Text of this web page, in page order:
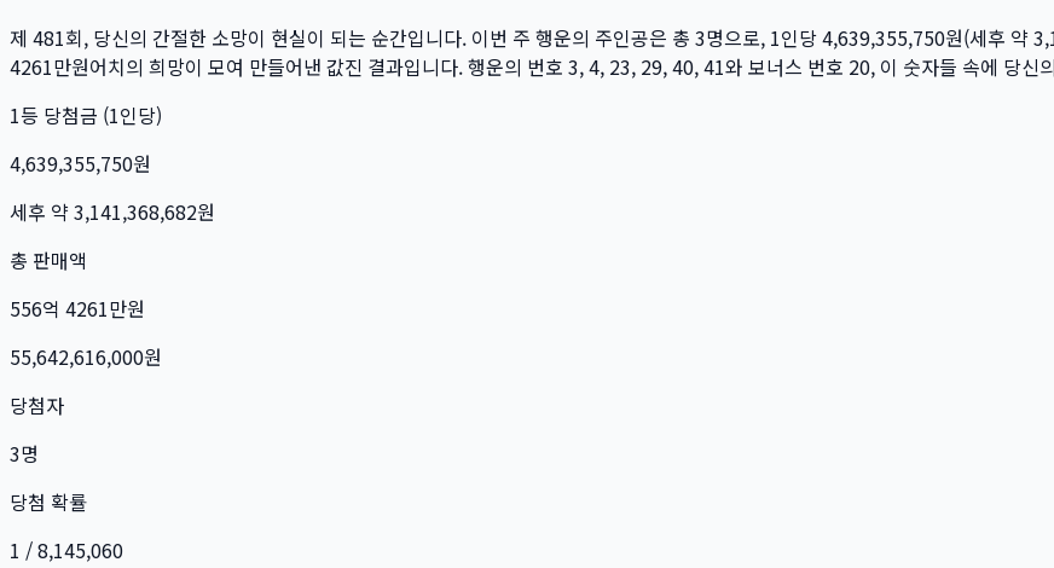
제 481회, 당신의 간절한 소망이 현실이 되는 순간입니다. 이번 주 행운의 주인공은 총 3명으로, 1인당4,639,355,750원(세후 약
4261만원어치의 희망이 모여 만들어낸 값진 결과입니다. 행운의 번호 3, 4, 23, 29, 40, 41와 보너스 번호 20, 이 숫자들 속에 당신
1등 당첨금 (1인당)
4,639,355,750원
세후 약 3,141,368,682원
총 판매액
556억 4261만원
55,642,616,000원
당첨자
3명
당첨 확률
1 / 8,145,060